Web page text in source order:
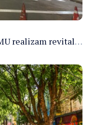
Prefeitura de Manaus e IMMU realizam revitalização da sinalização viária em corredores das zonas Sul e Norte na noite de 6/8